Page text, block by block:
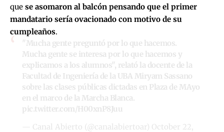
que se asomaron al balcón pensando que el primer
mandatario sería ovacionado con motivo de su
cumpleaños.
"Mucha gente preguntó por lo que hacemos.
Mucha gente se interesa por lo que hacemos y
explicamos a los alumnos", relató la docente de la
Facultad de Ingeniería de la UBA Miryam Sassano
sobre las clases públicas dictadas en Plaza de MAyo
en el marco de la Marcha Blanca.
pic.twitter.com/H00xnP8Juu
— Canal Abierto (@canalabiertoar) October 22,